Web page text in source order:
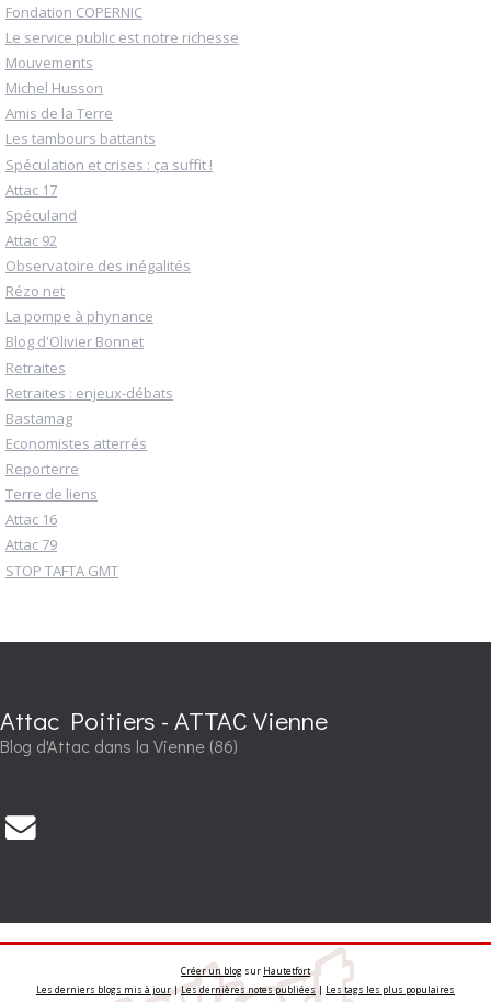
Fondation COPERNIC
Le service public est notre richesse
Mouvements
Michel Husson
Amis de la Terre
Les tambours battants
Spéculation et crises : ça suffit !
Attac 17
Spéculand
Attac 92
Observatoire des inégalités
Rézo net
La pompe à phynance
Blog d'Olivier Bonnet
Retraites
Retraites : enjeux-débats
Bastamag
Economistes atterrés
Reporterre
Terre de liens
Attac 16
Attac 79
STOP TAFTA GMT
Attac Poitiers - ATTAC Vienne
Blog d'Attac dans la Vienne (86)
Créer un blog sur Hautetfort
Les derniers blogs mis à jour|Les dernières notes publiées | Les tags les plus populaires